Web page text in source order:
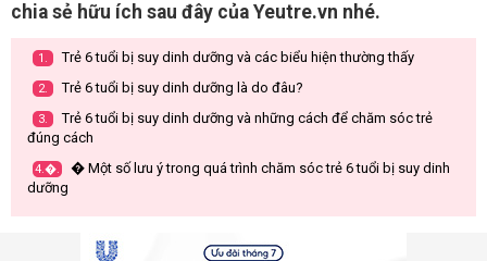
chia sẻ hữu ích sau đây của Yeutre.vn nhé.
1. Trẻ 6 tuổi bị suy dinh dưỡng và các biểu hiện thường thấy
2. Trẻ 6 tuổi bị suy dinh dưỡng là do đâu?
3.
Trẻ 6 tuổi bị suy dinh dưỡng và những cách để chăm sóc trẻ
đúng cách
4.�.
� Một số lưu ý trong quá trình chăm sóc trẻ 6 tuổi bị suy dinh
dưỡng